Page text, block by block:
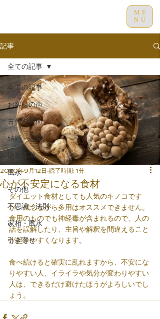
ME
NU
記事
全ての記事
お客様の声
古代占星術
結婚・恋愛
潜在意識
風水
その他
不思議・法則
家相・風水
引き寄せ
全ての記事
心が不安定になる食材
2020年9月12日 読了時間: 1分
ダイエット食材としても人気のキノコです
が、残念ながら多用はオススメできません。
食用のものでも神経毒が含まれるので、人の
話を誤解したり、主旨や解釈を間違えること
が起きやすくなります。
食べ続けると確実に乱れますから、不安にな
りやすい人、イライラや気分が変わりやすい
人は、できるだけ避けたほうがよろしいでし
ょう。